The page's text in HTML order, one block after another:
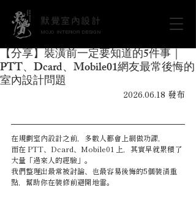
MOJO INTERIOR DESIGN
默覺室內設計
【分享】裝潢前一定要知道的5件事｜
PTT、Dcard、Mobile01網友最常後悔的
室內設計問題
2026.06.18 發布
在規劃室內設計之前，多數人都會上網做功課，
而在 PTT、Dcard、Mobile01 上，其實早就累積了
大量「過來人的經驗」。
我們整理出最常被討論、也最容易後悔的5個裝潢重
點，幫助你在裝修前避開地雷。